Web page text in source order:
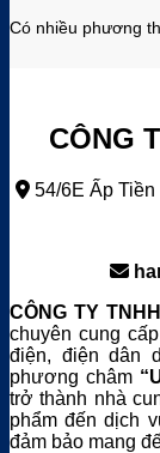
Có nhiều phương
CÔNG
54/6E Ấp
CÔNG TY
chuyên cung
điện, điện dân
phương châm
trở thành nhà
phẩm đến dịch
đảm bảo mang